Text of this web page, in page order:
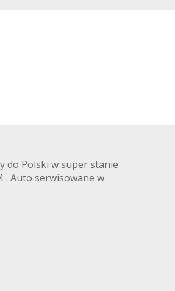
do Polski w super stanie
. Auto serwisowane w